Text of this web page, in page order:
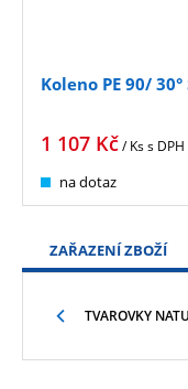
Koleno PE 90/ 30°
1 107 Kč/ Kss DPH
na dotaz
ZAŘAZENÍ ZBOŽÍ
TVAROVKY